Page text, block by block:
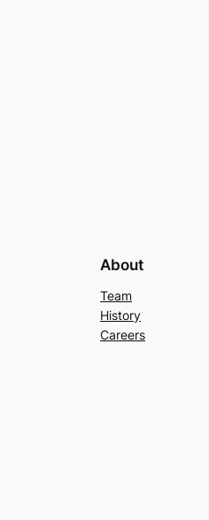
About
Team
History
Careers